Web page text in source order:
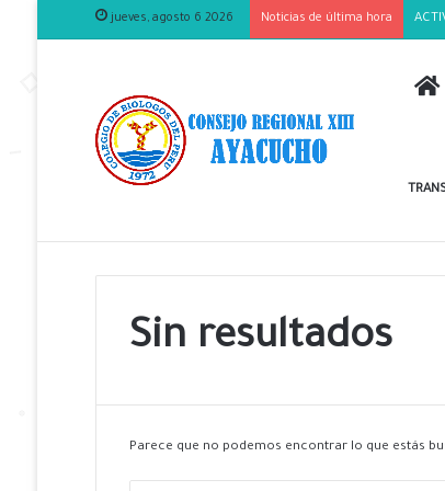
jueves, agosto 6 2026 Noticias de última hora
Sin resultados
Parece que no podemos encontrar lo que estás